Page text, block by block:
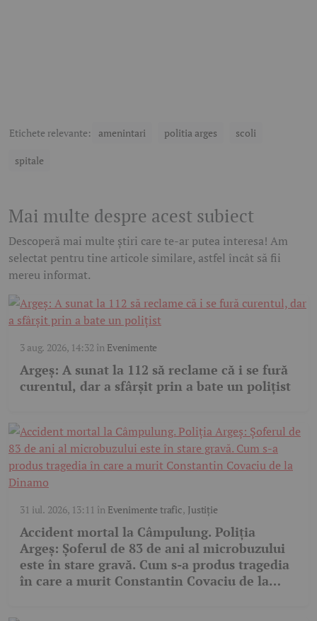
Etichete relevante: amenintari politia arges scoli
spitale
Mai multe despre acest subiect
Descoperă mai multe știri care te-ar putea interesa! Am
selectat pentru tine articole similare, astfel încât să fii
mereu informat.
3 aug. 2026, 14:32 în Evenimente
Argeș: A sunat la 112 să reclame că i se fură
curentul, dar a sfârșit prin a bate un polițist
31 iul. 2026, 13:11 în Evenimente trafic, Justiție
Accident mortal la Câmpulung. Poliția
Argeș: Șoferul de 83 de ani al microbuzului
este în stare gravă. Cum s-a produs tragedia
în care a murit Constantin Covaciu de la